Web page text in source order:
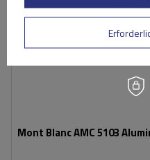
Mont Blanc AMC 5103